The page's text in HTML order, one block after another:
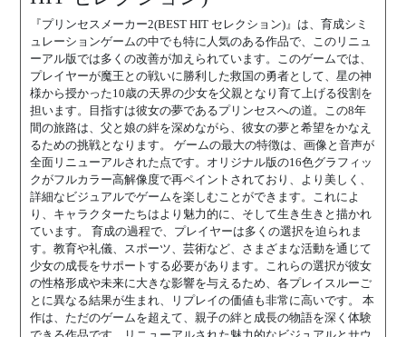
『プリンセスメーカー2(BEST HIT セレクション)』は、育成シミ
ュレーションゲームの中でも特に人気のある作品で、このリニュ
ーアル版では多くの改善が加えられています。このゲームでは、
プレイヤーが魔王との戦いに勝利した救国の勇者として、星の神
様から授かった10歳の天界の少女を父親となり育て上げる役割を
担います。目指すは彼女の夢であるプリンセスへの道。この8年
間の旅路は、父と娘の絆を深めながら、彼女の夢と希望をかなえ
るための挑戦となります。 ゲームの最大の特徴は、画像と音声が
全面リニューアルされた点です。オリジナル版の16色グラフィッ
クがフルカラー高解像度で再ペイントされており、より美しく、
詳細なビジュアルでゲームを楽しむことができます。これによ
り、キャラクターたちはより魅力的に、そして生き生きと描かれ
ています。 育成の過程で、プレイヤーは多くの選択を迫られま
す。教育や礼儀、スポーツ、芸術など、さまざまな活動を通じて
少女の成長をサポートする必要があります。これらの選択が彼女
の性格形成や未来に大きな影響を与えるため、各プレイスルーご
とに異なる結果が生まれ、リプレイの価値も非常に高いです。 本
作は、ただのゲームを超えて、親子の絆と成長の物語を深く体験
できる作品です。リニューアルされた魅力的なビジュアルとサウ